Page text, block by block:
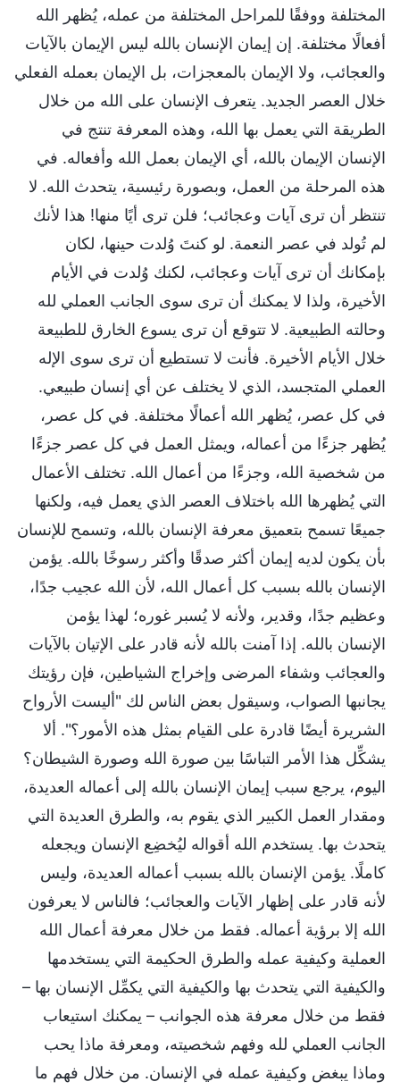
المختلفة ووفقًا للمراحل المختلفة من عمله، يُظهر الله
أفعالًا مختلفة. إن إيمان الإنسان بالله ليس الإيمان بالآيات
والعجائب، ولا الإيمان بالمعجزات، بل الإيمان بعمله الفعلي
خلال العصر الجديد. يتعرف الإنسان على الله من خلال
الطريقة التي يعمل بها الله، وهذه المعرفة تنتج في
الإنسان الإيمان بالله، أي الإيمان بعمل الله وأفعاله. في
هذه المرحلة من العمل، وبصورة رئيسية، يتحدث الله. لا
تنتظر أن ترى آيات وعجائب؛ فلن ترى أيًا منها! هذا لأنك
لم تُولد في عصر النعمة. لو كنتَ وُلدت حينها، لكان
بإمكانك أن ترى آيات وعجائب، لكنك وُلدت في الأيام
الأخيرة، ولذا لا يمكنك أن ترى سوى الجانب العملي لله
وحالته الطبيعية. لا تتوقع أن ترى يسوع الخارق للطبيعة
خلال الأيام الأخيرة. فأنت لا تستطيع أن ترى سوى الإله
العملي المتجسد، الذي لا يختلف عن أي إنسان طبيعي.
في كل عصر، يُظهر الله أعمالًا مختلفة. في كل عصر،
يُظهر جزءًا من أعماله، ويمثل العمل في كل عصر جزءًا
من شخصية الله، وجزءًا من أعمال الله. تختلف الأعمال
التي يُظهرها الله باختلاف العصر الذي يعمل فيه، ولكنها
جميعًا تسمح بتعميق معرفة الإنسان بالله، وتسمح للإنسان
بأن يكون لديه إيمان أكثر صدقًا وأكثر رسوخًا بالله. يؤمن
الإنسان بالله بسبب كل أعمال الله، لأن الله عجيب جدًا،
وعظيم جدًا، وقدير، ولأنه لا يُسبر غوره؛ لهذا يؤمن
الإنسان بالله. إذا آمنت بالله لأنه قادر على الإتيان بالآيات
والعجائب وشفاء المرضى وإخراج الشياطين، فإن رؤيتك
يجانبها الصواب، وسيقول بعض الناس لك "أليست الأرواح
الشريرة أيضًا قادرة على القيام بمثل هذه الأمور؟". ألا
يشكِّل هذا الأمر التباسًا بين صورة الله وصورة الشيطان؟
اليوم، يرجع سبب إيمان الإنسان بالله إلى أعماله العديدة،
ومقدار العمل الكبير الذي يقوم به، والطرق العديدة التي
يتحدث بها. يستخدم الله أقواله ليُخضِع الإنسان ويجعله
كاملًا. يؤمن الإنسان بالله بسبب أعماله العديدة، وليس
لأنه قادر على إظهار الآيات والعجائب؛ فالناس لا يعرفون
الله إلا برؤية أعماله. فقط من خلال معرفة أعمال الله
العملية وكيفية عمله والطرق الحكيمة التي يستخدمها
والكيفية التي يتحدث بها والكيفية التي يكمِّل الإنسان بها –
فقط من خلال معرفة هذه الجوانب – يمكنك استيعاب
الجانب العملي لله وفهم شخصيته، ومعرفة ماذا يحب
وماذا يبغض وكيفية عمله في الإنسان. من خلال فهم ما